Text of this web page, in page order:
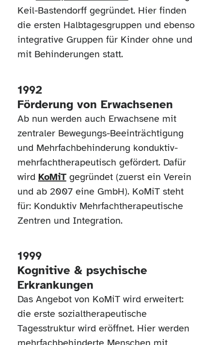
Keil-Bastendorff gegründet. Hier finden
die ersten Halbtagesgruppen und ebenso
integrative Gruppen für Kinder ohne und
mit Behinderungen statt.
1992
Förderung von Erwachsenen
Ab nun werden auch Erwachsene mit
zentraler Bewegungs-Beeinträchtigung
und Mehrfachbehinderung konduktiv-
mehrfachtherapeutisch gefördert. Dafür
wird KoMiTgegründet (zuerst ein Verein
und ab 2007 eine GmbH). KoMiT steht
für: Konduktiv Mehrfachtherapeutische
Zentren und Integration.
1999
Kognitive & psychische
Erkrankungen
Das Angebot von KoMiT wird erweitert:
die erste sozialtherapeutische
Tagesstruktur wird eröffnet. Hier werden